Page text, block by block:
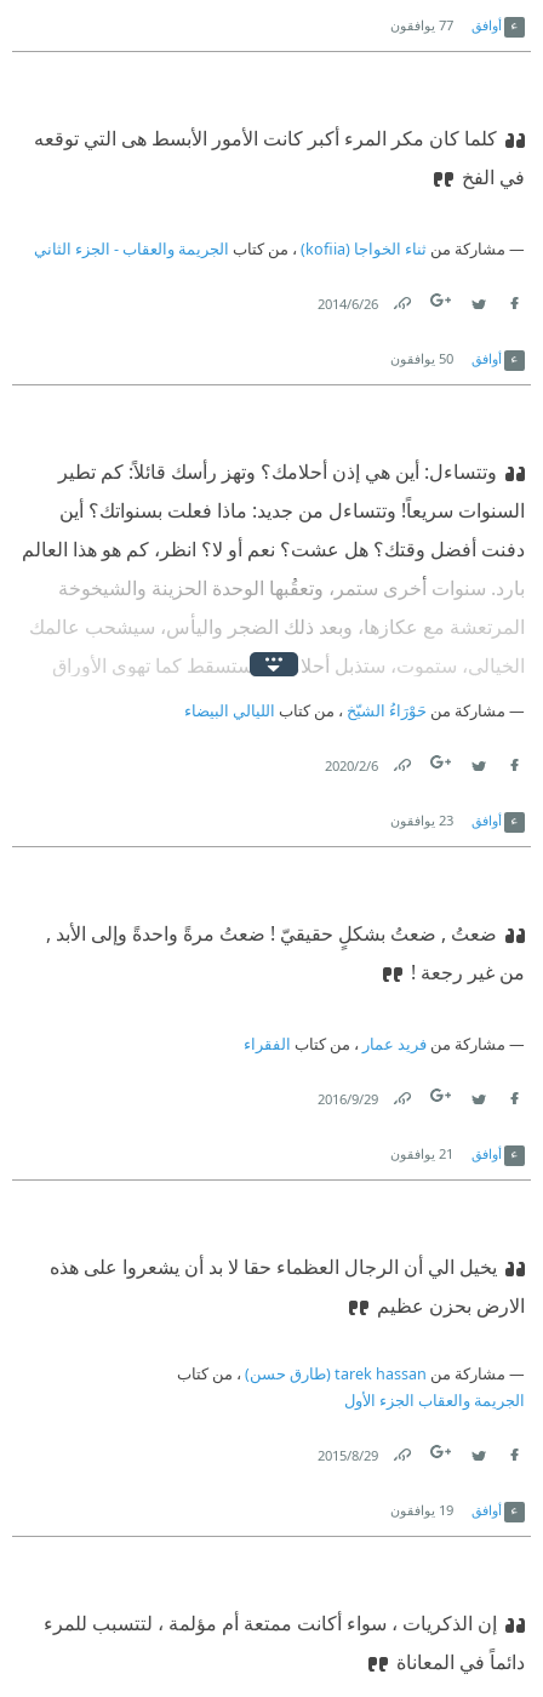
أوافق 77 يوافقون
كلما كان مكر المرء أكبر كانت الأمور الأبسط هى التي توقعه
في الفخ
مشاركة من ثناء الخواجا (kofiia) ، من كتاب الجريمة والعقاب - الجزء الثاني
26‏/6‏/2014
أوافق 50 يوافقون
وتتساءل: أين هي إذن أحلامك؟ وتهز رأسك قائلاً: كم تطير
السنوات سريعاً! وتتساءل من جديد: ماذا فعلت بسنواتك؟ أين
دفنت أفضل وقتك؟ هل عشت؟ نعم أو لا؟ انظر، كم هو هذا العالم
بارد. سنوات أخرى ستمر، وتعقُبها الوحدة الحزينة والشيخوخة
المرتعشة مع عكازها، وبعد ذلك الضجر واليأس، سيشحب عالمك
الخيالي، ستموت، ستذبل أحلامك، وستسقط كما تهوي الأوراق
الصفراء من الأشجار.
مشاركة من حَوْرَاءُ الشيّخ ، من كتاب الليالي البيضاء
6‏/2‏/2020
أوافق 23 يوافقون
ضعتُ , ضعتُ بشكلٍ حقيقيّ ! ضعتُ مرةً واحدةً وإلى الأبد ,
من غير رجعة !
مشاركة من فريد عمار ، من كتاب الفقراء
29‏/9‏/2016
أوافق 21 يوافقون
يخيل الي أن الرجال العظماء حقا لا بد أن يشعروا على هذه
الارض بحزن عظيم
مشاركة من tarek hassan (طارق حسن)
، من كتاب
الجريمة والعقاب الجزء الأول
29‏/8‏/2015
أوافق 19 يوافقون
إن الذكريات ، سواء أكانت ممتعة أم مؤلمة ، لتتسبب للمرء
دائماً في المعاناة